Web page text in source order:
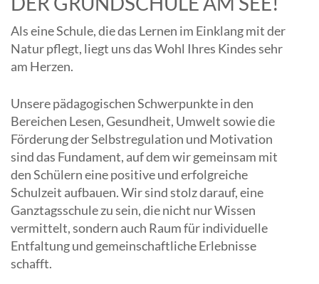
Als eine Schule, die das Lernen im Einklang mit der
Natur pflegt, liegt uns das Wohl Ihres Kindes sehr
am Herzen.
Unsere pädagogischen Schwerpunkte in den
Bereichen Lesen, Gesundheit, Umwelt sowie die
Förderung der Selbstregulation und Motivation
sind das Fundament, auf dem wir gemeinsam mit
den Schülern eine positive und erfolgreiche
Schulzeit aufbauen. Wir sind stolz darauf, eine
Ganztagsschule zu sein, die nicht nur Wissen
vermittelt, sondern auch Raum für individuelle
Entfaltung und gemeinschaftliche Erlebnisse
schafft.